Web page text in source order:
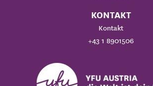
KONTAKT
Kontakt
+43 1 8901506